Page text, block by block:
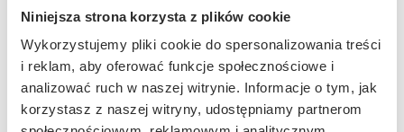
Niniejsza strona korzysta z plików cookie
Wykorzystujemy pliki cookie do spersonalizowania treści
i reklam, aby oferować funkcje społecznościowe i
analizować ruch w naszej witrynie. Informacje o tym, jak
korzystasz z naszej witryny, udostępniamy partnerom